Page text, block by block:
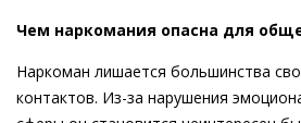
Чем наркомания опасна для
Наркоман лишается большинства
контактов. Из-за нарушения